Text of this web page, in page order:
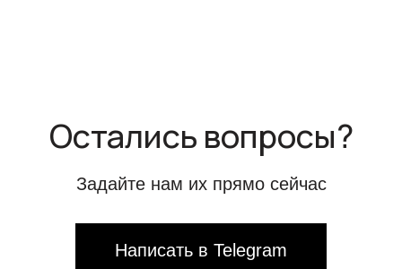
Остались вопросы?
Задайте нам их прямо сейчас
Написать в Telegram